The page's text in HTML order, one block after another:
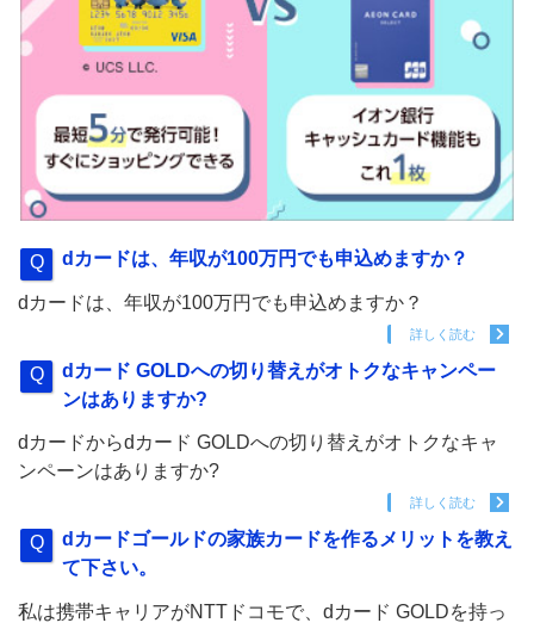
dカードは、年収が100万円でも申込めますか？
dカードは、年収が100万円でも申込めますか？
詳しく読む
dカード GOLDへの切り替えがオトクなキャンペー
ンはありますか?
dカードからdカード GOLDへの切り替えがオトクなキャ
ンペーンはありますか?
詳しく読む
dカードゴールドの家族カードを作るメリットを教え
て下さい。
私は携帯キャリアがNTTドコモで、dカード GOLDを持っ